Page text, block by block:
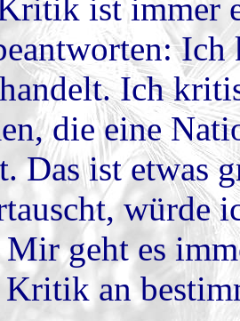
ist immer
Ich
die eine
Das ist etwas
würde
Mir geht es
Kritik an